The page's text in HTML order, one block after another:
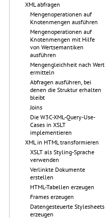
XML abfragen
Mengenoperationen auf
Knotenmengen ausführen
Mengenoperationen auf
Knotenmengen mit Hilfe
von Wertsemantiken
ausführen
Mengengleichheit nach Wert
ermitteln
Abfragen ausführen, bei
denen die Struktur erhalten
bleibt
Joins
Die W3C-XML-Query-Use-
Cases in XSLT
implementieren
XML in HTML transformieren
XSLT als Styling-Sprache
verwenden
Verlinkte Dokumente
erstellen
HTML-Tabellen erzeugen
Frames erzeugen
Datengesteuerte Stylesheets
erzeugen